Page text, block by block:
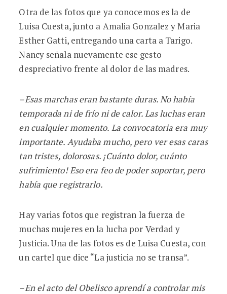
Otra de las fotos que ya conocemos es la de
Luisa Cuesta, junto a Amalia Gonzalez y Maria
Esther Gatti, entregando una carta a Tarigo.
Nancy señala nuevamente ese gesto
despreciativo frente al dolor de las madres.
–Esas marchas eran bastante duras. No había
temporada ni de frío ni de calor. Las luchas eran
en cualquier momento. La convocatoria era muy
importante. Ayudaba mucho, pero ver esas caras
tan tristes, dolorosas. ¡Cuánto dolor, cuánto
sufrimiento! Eso era feo de poder soportar, pero
había que registrarlo.
Hay varias fotos que registran la fuerza de
muchas mujeres en la lucha por Verdad y
Justicia. Una de las fotos es de Luisa Cuesta, con
un cartel que dice “La justicia no se transa”.
–En el acto del Obelisco aprendí a controlar mis